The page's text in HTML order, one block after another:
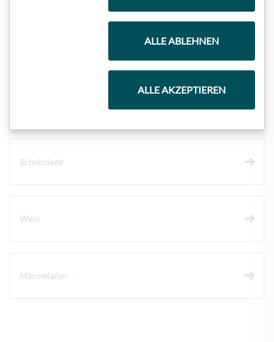
Schokolade
Wein
Marmeladen
ALLE ABLEHNEN
ALLE AKZEPTIEREN